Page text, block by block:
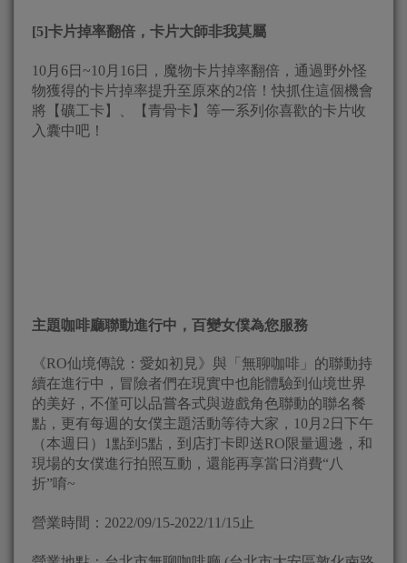
[5]卡片掉率翻倍，卡片大師非我莫屬
10月6日~10月16日，魔物卡片掉率翻倍，通過野外怪
物獲得的卡片掉率提升至原來的2倍！快抓住這個機會
將【礦工卡】、【青骨卡】等一系列你喜歡的卡片收
入囊中吧！
主題咖啡廳聯動進行中，百變女僕為您服務
《RO仙境傳說：愛如初見》與「無聊咖啡」的聯動持
續在進行中，冒險者們在現實中也能體驗到仙境世界
的美好，不僅可以品嘗各式與遊戲角色聯動的聯名餐
點，更有每週的女僕主題活動等待大家，10月2日下午
（本週日）1點到5點，到店打卡即送RO限量週邊，和
現場的女僕進行拍照互動，還能再享當日消費“八
折”唷~
營業時間：2022/09/15-2022/11/15止